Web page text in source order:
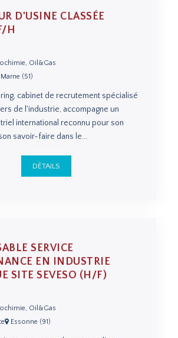
D'USINE CLASSÉE
H
Oil&Gas
Marne (51)
cabinet de recrutement spécialisé
de l'industrie, accompagne un
international reconnu pour son
savoir-faire dans le...
DÉTAILS
SERVICE
EN INDUSTRIE
SITE SEVESO (H/F)
Oil&Gas
Essonne (91)